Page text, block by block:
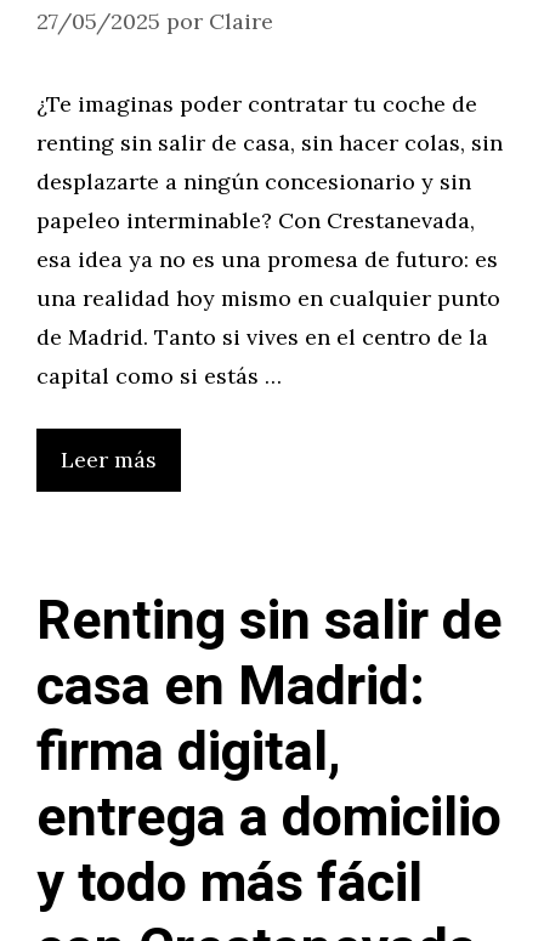
27/05/2025 por Claire
¿Te imaginas poder contratar tu coche de
renting sin salir de casa, sin hacer colas, sin
desplazarte a ningún concesionario y sin
papeleo interminable? Con Crestanevada,
esa idea ya no es una promesa de futuro: es
una realidad hoy mismo en cualquier punto
de Madrid. Tanto si vives en el centro de la
capital como si estás …
Leer más
Renting sin salir de
casa en Madrid:
firma digital,
entrega a domicilio
y todo más fácil